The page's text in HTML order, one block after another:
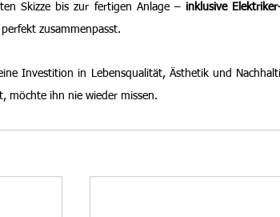
Skizze bis zur fertigen Anlage – inklusive
zusammenpasst.
Investition in Lebensqualität, Ästhetik und
möchte ihn nie wieder missen.